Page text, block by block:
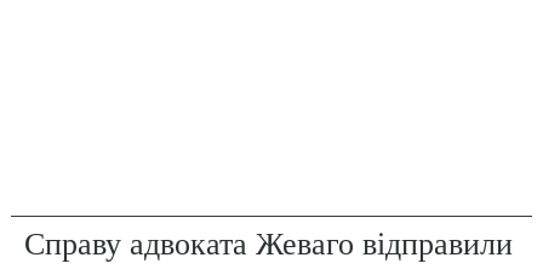
Справу адвоката Жеваго відправили